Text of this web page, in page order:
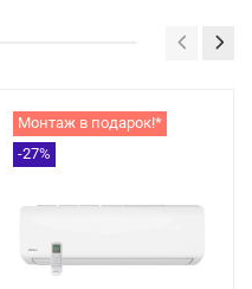
Монтаж в подарок!*
-27%